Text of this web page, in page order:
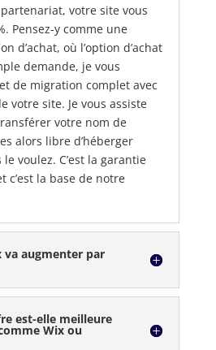
votre site vous
Pensez-y comme une
d’achat, où l’option d’achat
demande, je vous
de migration complet avec
votre site. Je vous assiste
votre nom de
alors libre d’héberger
voulez. C’est la garantie
c’est la base de notre
va augmenter par
est-elle meilleure
Wix ou